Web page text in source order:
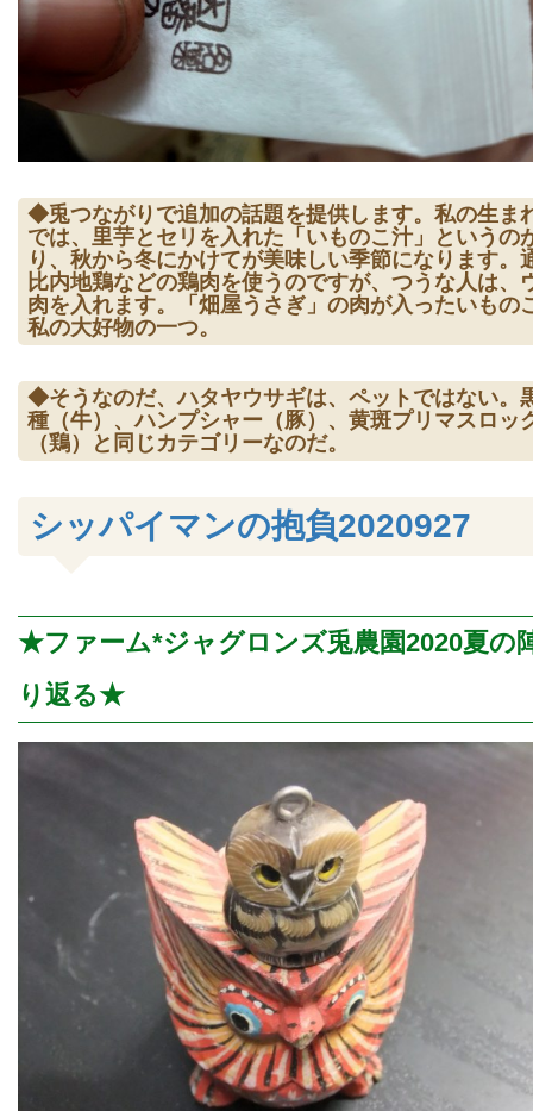
◆兎つながりで追加の話題を提供します。私の生ま
では、里芋とセリを入れた「いものこ汁」というの
り、秋から冬にかけてが美味しい季節になります。
比内地鶏などの鶏肉を使うのですが、つうな人は、
肉を入れます。「畑屋うさぎ」の肉が入ったいもの
私の大好物の一つ。
◆そうなのだ、ハタヤウサギは、ペットではない。
種（牛）、ハンプシャー（豚）、黄斑プリマスロッ
（鶏）と同じカテゴリーなのだ。
シッパイマンの抱負2020927
★ファーム*ジャグロンズ兎農園2020夏の
り返る★